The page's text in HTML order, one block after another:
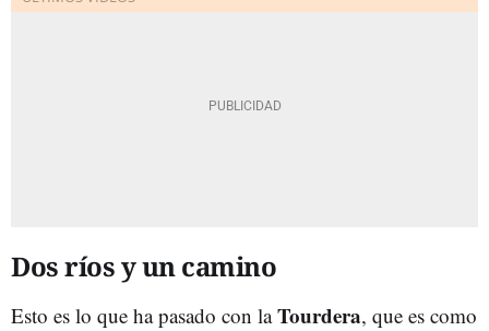
Dos ríos y un camino
Esto es lo que ha pasado con laTourdera, que es como